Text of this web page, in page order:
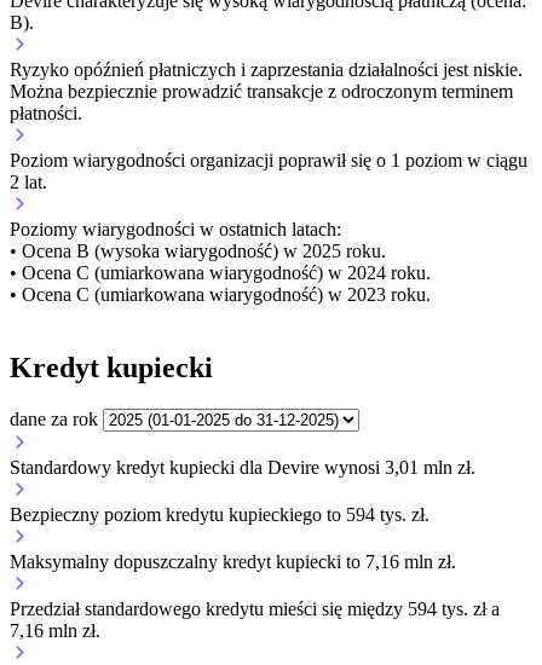
B).
Ryzyko opóźnień płatniczych i zaprzestania działalności jest niskie.
Można bezpiecznie prowadzić transakcje z odroczonym terminem
płatności.
Poziom wiarygodności organizacji poprawił się o 1 poziom w ciągu
2 lat.
Poziomy wiarygodności w ostatnich latach:
• Ocena B (wysoka wiarygodność) w 2025 roku.
• Ocena C (umiarkowana wiarygodność) w 2024 roku.
• Ocena C (umiarkowana wiarygodność) w 2023 roku.
Kredyt kupiecki
dane za rok
Standardowy kredyt kupiecki dla Devire wynosi 3,01 mln zł.
Bezpieczny poziom kredytu kupieckiego to 594 tys. zł.
Maksymalny dopuszczalny kredyt kupiecki to 7,16 mln zł.
Przedział standardowego kredytu mieści się między 594 tys. zł a
7,16 mln zł.